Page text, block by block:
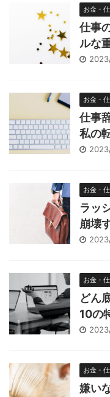
お金・
仕事
ルな
お金・
仕事
私の
お金・
ラッ
崩壊
お金・
どん
10の
お金・
嫌い